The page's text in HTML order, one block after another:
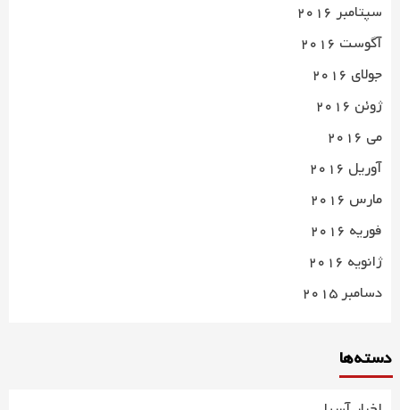
سپتامبر 2016
آگوست 2016
جولای 2016
ژوئن 2016
می 2016
آوریل 2016
مارس 2016
فوریه 2016
ژانویه 2016
دسامبر 2015
دسته‌ها